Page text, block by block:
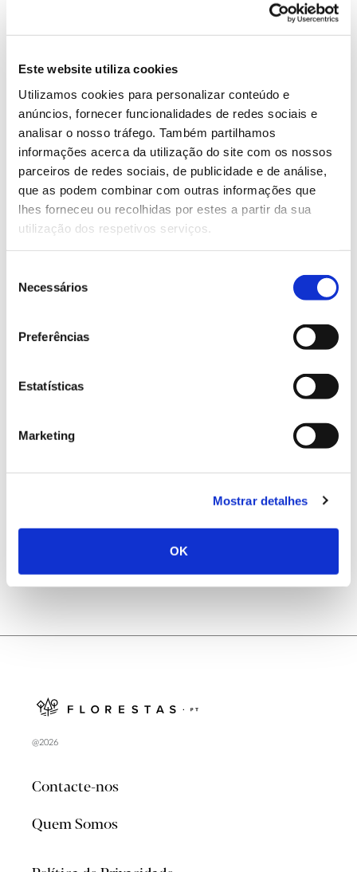
Este website utiliza cookies
Utilizamos cookies para personalizar conteúdo e
anúncios, fornecer funcionalidades de redes sociais e
analisar o nosso tráfego. Também partilhamos
informações acerca da utilização do site com os nossos
parceiros de redes sociais, de publicidade e de análise,
que as podem combinar com outras informações que
lhes forneceu ou recolhidas por estes a partir da sua
utilização dos respetivos serviços.
Necessários
Preferências
Estatísticas
Marketing
Mostrar detalhes
OK
promovida pela Câmara Municipal de Lisboa e
e aficha de inscriçãodeve ser enviada até 27 de
março para
escoladejardinagem@cm-lisboa.pt
Saiba mais
13.07.2026
Genoma do priolo e de outras espécies em risco:
conhecer para conservar
Registar galhas de Trichi em acácia-das-espigas:
@2026
Contacte-nos
Quem Somos